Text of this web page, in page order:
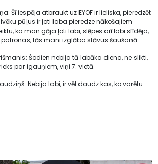
Šī iespēja atbraukt uz EYOF ir lieliska, pieredzēt
pūļus ir ļoti laba pieredze nākošajiem
ka man gāja ļoti labi, slēpes arī labi slīdēja,
tās mani izglāba stāvus šaušanā.
Šodien nebija tā labāka diena, ne slikti,
par igauņiem, viņi 7. vietā.
Nebija labi, ir vēl daudz kas, ko varētu